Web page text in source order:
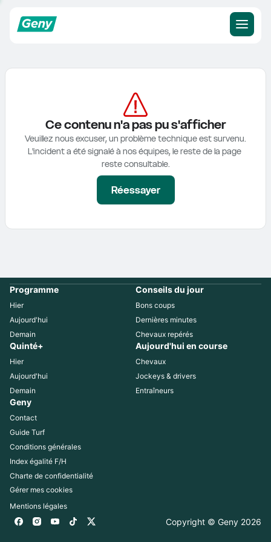
Ce contenu n'a pas pu s'afficher
Veuillez nous excuser, un problème technique est survenu.
L'incident a été signalé à nos équipes, le reste de la page
reste consultable.
Réessayer
Programme
Hier
Aujourd'hui
Demain
Conseils du jour
Bons coups
Dernières minutes
Chevaux repérés
Quinté+
Hier
Aujourd'hui
Demain
Aujourd'hui en course
Chevaux
Jockeys & drivers
Entraîneurs
Geny
Contact
Guide Turf
Conditions générales
Index égalité F/H
Charte de confidentialité
Gérer mes cookies
Mentions légales
Copyright © Geny 2026